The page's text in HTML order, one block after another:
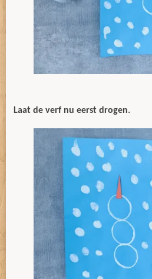
Laat de verf nu eerst drogen.